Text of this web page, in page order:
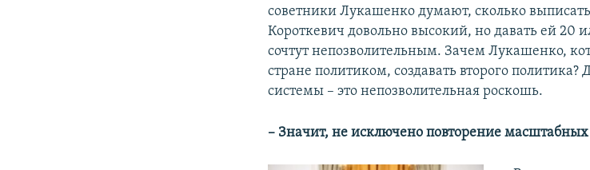
советники Лукашенко думают, сколько выписать
Короткевич довольно высокий, но давать ей 20
сочтут непозволительным. Зачем Лукашенко,
стране политиком, создавать второго
системы – это непозволительная роскошь.
– Значит, не исключено повторение масштабных